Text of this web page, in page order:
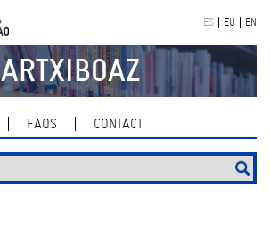
ES EU EN
ARTXIBOAZ
FAQS CONTACT